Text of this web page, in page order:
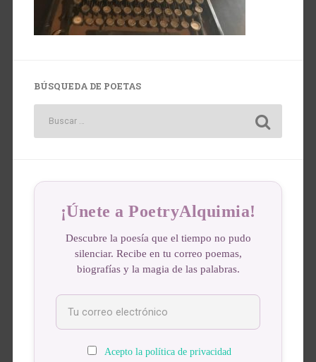
BÚSQUEDA DE POETAS
¡Únete a PoetryAlquimia!
Descubre la poesía que el tiempo no pudo
silenciar. Recibe en tu correo poemas,
biografías y la magia de las palabras.
Acepto la política de privacidad